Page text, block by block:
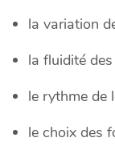
la variation
la fluidité
le rythme de
le choix des